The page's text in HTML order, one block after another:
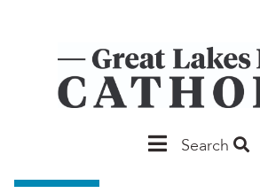
MainSearch